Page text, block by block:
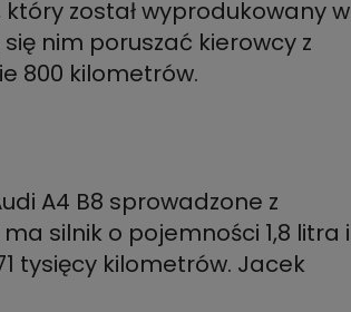
został wyprodukowany w
nim poruszać kierowcy z
800 kilometrów.
A4 B8 sprowadzone z
silnik o pojemności 1,8 litra i
tysięcy kilometrów. Jacek